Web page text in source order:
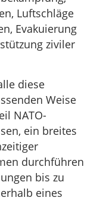
Luftschläge
Evakuierung
ziviler
diese
Weise
NATO-
ein breites
durchführen
bis zu
eines